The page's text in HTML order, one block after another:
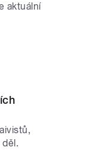
aktuální